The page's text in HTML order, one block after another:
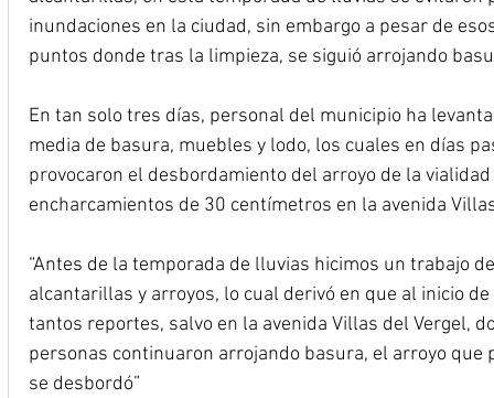
inundaciones en la ciudad, sin embargo a pesar de
puntos donde tras la limpieza, se siguió arrojando
En tan solo tres días, personal del municipio ha
media de basura, muebles y lodo, los cuales en días
provocaron el desbordamiento del arroyo de la
encharcamientos de 30 centímetros en la avenida
“Antes de la temporada de lluvias hicimos un trabajo
alcantarillas y arroyos, lo cual derivó en que al inicio
tantos reportes, salvo en la avenida Villas del Vergel,
personas continuaron arrojando basura, el arroyo que
se desbordó”